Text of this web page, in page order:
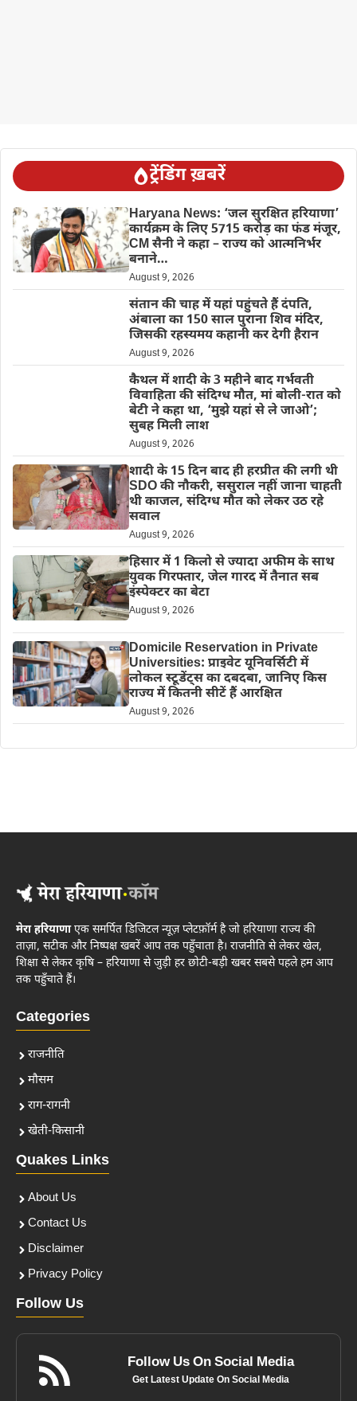
ट्रेंडिंग ख़बरें
Haryana News: ‘जल सुरक्षित हरियाणा’
कार्यक्रम के लिए 5715 करोड़ का फंड मंजूर,
CM सैनी ने कहा – राज्य को आत्मनिर्भर
बनाने…
August 9, 2026
संतान की चाह में यहां पहुंचते हैं दंपति,
अंबाला का 150 साल पुराना शिव मंदिर,
जिसकी रहस्यमय कहानी कर देगी हैरान
August 9, 2026
कैथल में शादी के 3 महीने बाद गर्भवती
विवाहिता की संदिग्ध मौत, मां बोली-रात को
बेटी ने कहा था, ‘मुझे यहां से ले जाओ’;
सुबह मिली लाश
August 9, 2026
शादी के 15 दिन बाद ही हरप्रीत की लगी थी
SDO की नौकरी, ससुराल नहीं जाना चाहती
थी काजल, संदिग्ध मौत को लेकर उठ रहे
सवाल
August 9, 2026
हिसार में 1 किलो से ज्यादा अफीम के साथ
युवक गिरफ्तार, जेल गारद में तैनात सब
इंस्पेक्टर का बेटा
August 9, 2026
Domicile Reservation in Private
Universities: प्राइवेट यूनिवर्सिटी में
लोकल स्टूडेंट्स का दबदबा, जानिए किस
राज्य में कितनी सीटें हैं आरक्षित
August 9, 2026
मेरा हरियाणाएक समर्पित डिजिटल न्यूज़ प्लेटफ़ॉर्म है जो हरियाणा राज्य की
ताज़ा, सटीक और निष्पक्ष खबरें आप तक पहुँचाता है। राजनीति से लेकर खेल,
शिक्षा से लेकर कृषि – हरियाणा से जुड़ी हर छोटी-बड़ी खबर सबसे पहले हम आप
तक पहुँचाते हैं।
Categories
राजनीति
मौसम
राग-रागनी
खेती-किसानी
Quakes Links
About Us
Contact Us
Disclaimer
Privacy Policy
Follow Us
Follow Us On Social Media
Get Latest Update On Social Media